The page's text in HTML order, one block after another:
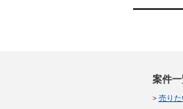
案件
売りた